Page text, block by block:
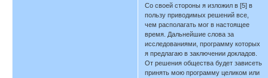
Со своей стороны я изложил в [5] в
пользу приводимых решений все,
чем располагать мог в настоящее
время. Дальнейшие слова за
исследованиями, программу которых
я предлагаю в заключении докладов.
От решения общества будет зависеть
принять мою программу целиком или